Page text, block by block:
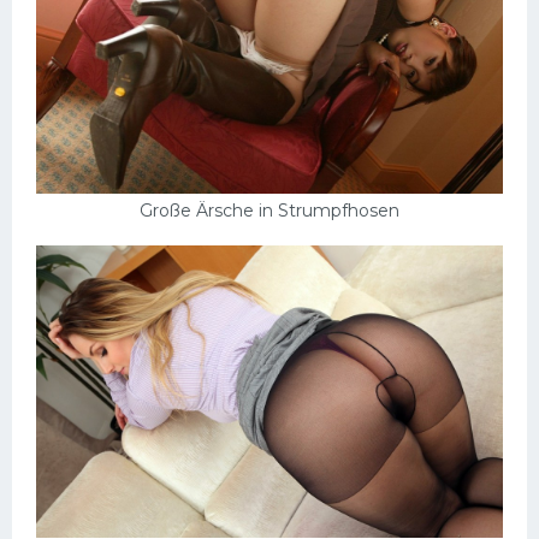
Große Ärsche in Strumpfhosen